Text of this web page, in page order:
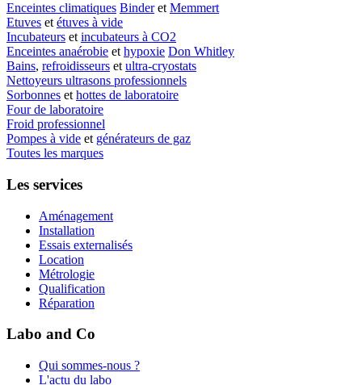
Enceintes climatiques Binderet Memmert
Etuves et étuves à vide
Incubateurs et incubateurs à CO2
Enceintes anaérobie et hypoxie Don Whitley
Bains, refroidisseurs et ultra-cryostats
Nettoyeurs ultrasons professionnels
Sorbonnes et hottes de laboratoire
Four de laboratoire
Froid professionnel
Pompes à vide et générateurs de gaz
Toutes les marques
Les services
Aménagement
Installation
Essais externalisés
Location
Métrologie
Qualification
Réparation
Labo and Co
Qui sommes-nous ?
L'actu du labo